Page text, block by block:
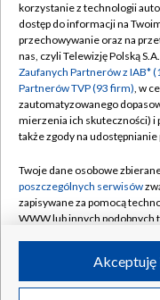
Abonament TVP
Emisja w TVP
Centrum informacji
Naziemna Telewizja
Rada Programowa
System NOS
Informacje o
Program dla prasy
©2026
korzystanie z technologii
dostęp do informacji na
przechowywanie oraz na
nas, czyli Telewizję Polską
Zaufanych Partnerów z IAB*
Partnerów TVP (93 firm), w
zautomatyzowanego
mierzenia ich skuteczności) i
także zgody na
Twoje dane osobowe
poszczególnych serwisów
zapisywane za pomocą
WWW lub innych
ruchu w Internecie.Akceptuję